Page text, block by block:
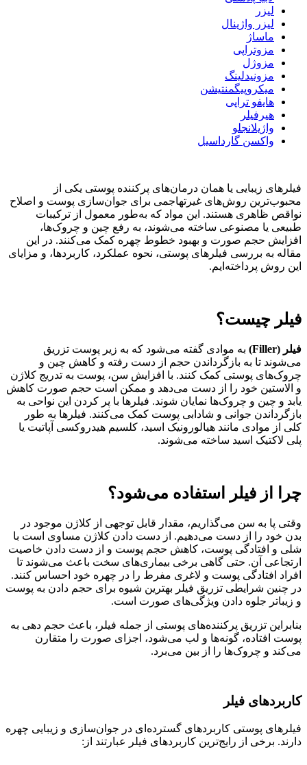
لیزر
لیزر واژینال
ماساژ
مزوتراپی
مزوژل
مزونیدلینگ
میکروپیگمنتیشن
هایفو تراپی
هیرفیلر
واژیلانجلو
واکسن گارداسیل
فیلرهای زیبایی یا همان درمان‌های پرکننده پوستی یکی از
محبوب‌ترین روش‌های غیرتهاجمی برای جوان‌سازی پوست و اصلاح
نواقص ظاهری هستند. این مواد که به‌طور معمول از ترکیبات
طبیعی یا مصنوعی ساخته می‌شوند، به رفع چین و چروک‌ها،
افزایش حجم صورت و بهبود خطوط چهره کمک می‌کنند. در این
مقاله به بررسی فیلرهای پوستی، نحوه عملکرد، کاربردها، و مزایای
این روش پرداخته‌ایم.
فیلر چیست؟
فیلر (Filler)
به موادی گفته می‌شود که به زیر پوست تزریق
می‌شوند تا به بازگرداندن حجم از دست رفته و کاهش چین و
چروک‌های پوستی کمک کنند. با افزایش سن، پوست به تدریج کلاژن
و الاستین خود را از دست می‌دهد و ممکن است حجم صورت کاهش
یابد و چین و چروک‌ها نمایان شوند. فیلرها با پر کردن این نواحی به
بازگرداندن جوانی و شادابی پوست کمک می‌کنند. فیلرها به طور
کلی از موادی مانند هیالورونیک اسید، کلسیم هیدروکسی آپاتیت یا
پلی لاکتیک اسید ساخته می‌شوند.
چرا از فیلر استفاده می‌شود؟
وقتی پا به سن می‌گذاریم، مقدار قابل توجهی از کلاژن موجود در
بدن خود را از دست می‌دهیم. از دست دادن کلاژن مساوی است با
شلی و افتادگی پوست، کاهش حجم پوست و از دست دادن خاصیت
ارتجاعی آن. حتی گاهی برخی بیماری‌های سخت باعث می‌شوند تا
افراد افتادگی پوست و لاغری مفرط را در چهره خود احساس کنند.
در چنین شرایطی تزریق فیلر بهترین شیوه برای حجم دادن به پوست
و زیباتر جلوه دادن ویژگی‌های صورت است.
بنابراین تزریق پرکننده‌های پوستی از جمله فیلر، باعث حجم دهی به
پوست افتاده، گونه‌ها و لب می‌شود، اجزای صورت را متقارن
می‌کند و چروک‌ها را از بین می‌برد.
کاربردهای فیلر
فیلرهای پوستی کاربردهای گسترده‌ای در جوان‌سازی و زیبایی چهره
دارند. برخی از رایج‌ترین کاربردهای فیلر عبارتند از: